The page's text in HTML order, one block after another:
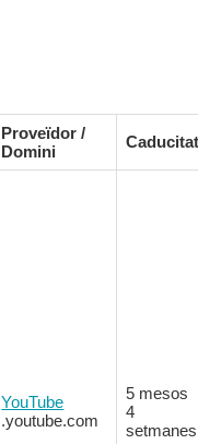
Proveïdor /
Domini
YouTube
.youtube.com
5 mesos
4
setmanes